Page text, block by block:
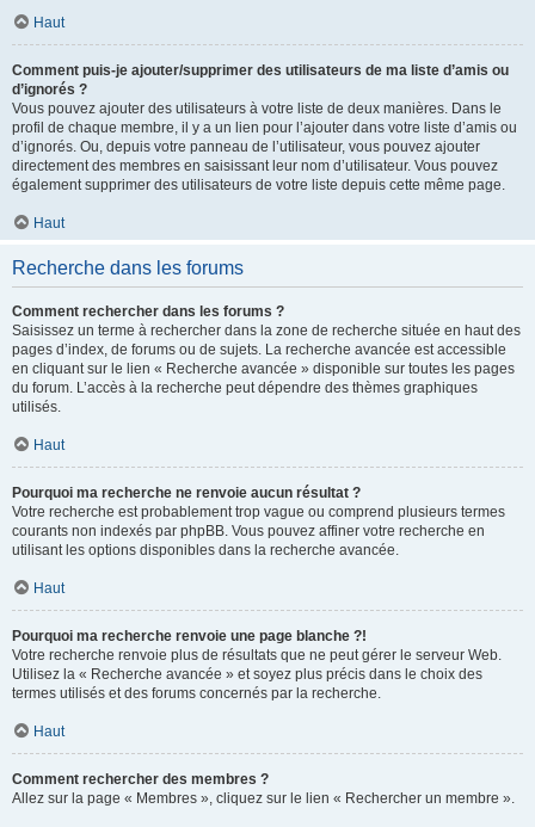
Haut
Comment puis-je ajouter/supprimer des utilisateurs de ma liste d’amis ou
d’ignorés ?
Vous pouvez ajouter des utilisateurs à votre liste de deux manières. Dans le
profil de chaque membre, il y a un lien pour l’ajouter dans votre liste d’amis ou
d’ignorés. Ou, depuis votre panneau de l’utilisateur, vous pouvez ajouter
directement des membres en saisissant leur nom d’utilisateur. Vous pouvez
également supprimer des utilisateurs de votre liste depuis cette même page.
Haut
Recherche dans les forums
Comment rechercher dans les forums ?
Saisissez un terme à rechercher dans la zone de recherche située en haut des
pages d’index, de forums ou de sujets. La recherche avancée est accessible
en cliquant sur le lien « Recherche avancée » disponible sur toutes les pages
du forum. L’accès à la recherche peut dépendre des thèmes graphiques
utilisés.
Haut
Pourquoi ma recherche ne renvoie aucun résultat ?
Votre recherche est probablement trop vague ou comprend plusieurs termes
courants non indexés par phpBB. Vous pouvez affiner votre recherche en
utilisant les options disponibles dans la recherche avancée.
Haut
Pourquoi ma recherche renvoie une page blanche ?!
Votre recherche renvoie plus de résultats que ne peut gérer le serveur Web.
Utilisez la « Recherche avancée » et soyez plus précis dans le choix des
termes utilisés et des forums concernés par la recherche.
Haut
Comment rechercher des membres ?
Allez sur la page « Membres », cliquez sur le lien « Rechercher un membre ».